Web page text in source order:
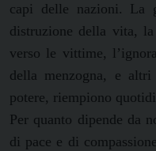
capi delle nazioni. La
distruzione della vita,
verso le vittime,
della menzogna, e
potere, riempiono
Per quanto dipende da
di pace e di